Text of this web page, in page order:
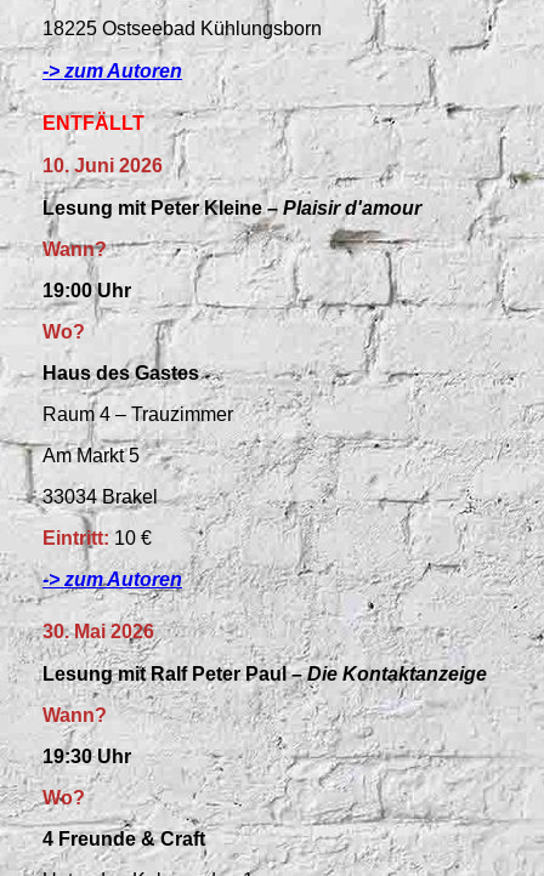
18225 Ostseebad Kühlungsborn
-> zum Autoren
ENTFÄLLT
10. Juni 2026
Lesung mit Peter Kleine –Plaisird'amour
Wann?
19:00 Uhr
Wo?
Haus des Gastes
Raum 4 – Trauzimmer
Am Markt 5
33034 Brakel
Eintritt: 10 €
-> zum Autoren
30. Mai 2026
Lesung mit Ralf Peter Paul –Die Kontaktanzeige
Wann?
19:30 Uhr
Wo?
4 Freunde & Craft